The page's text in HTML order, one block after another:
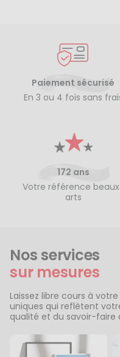
Paiement sécurisé
En 3 ou 4 fois sans
172 ans
Votre référence
arts
Nos services
sur mesures
Laissez libre cours à
uniques qui reflètent
qualité et du savoir-faire